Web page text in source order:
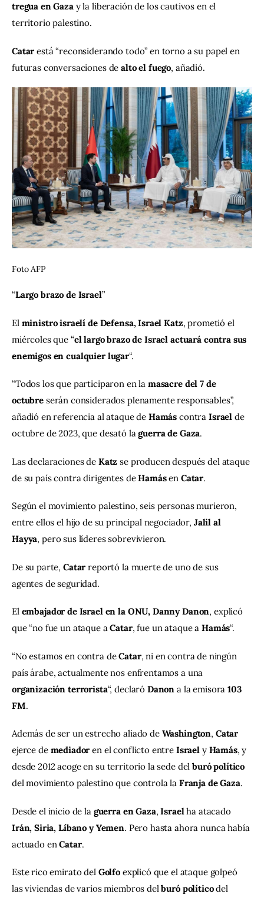
tregua en Gaza y la liberación de los cautivos en el
territorio palestino.
Catar está “reconsiderando todo” en torno a su papel en
futuras conversaciones de alto el fuego, añadió.
Foto AFP
“Largo brazo de Israel”
El ministro israelí de Defensa, Israel Katz, prometió el
miércoles que “el largo brazo de Israel actuará contra sus
enemigos en cualquier lugar“.
“Todos los que participaron en la masacre del 7 de
octubre serán considerados plenamente responsables”,
añadió en referencia al ataque de Hamás contra Israel de
octubre de 2023, que desató la guerra de Gaza.
Las declaraciones de Katz se producen después del ataque
de su país contra dirigentes de Hamás en Catar.
Según el movimiento palestino, seis personas murieron,
entre ellos el hijo de su principal negociador, Jalil al
Hayya, pero sus líderes sobrevivieron.
De su parte, Catar reportó la muerte de uno de sus
agentes de seguridad.
El embajador de Israel en la ONU, Danny Danon, explicó
que “no fue un ataque a Catar, fue un ataque a Hamás“.
“No estamos en contra de Catar, ni en contra de ningún
país árabe, actualmente nos enfrentamos a una
organización terrorista“, declaró Danon a la emisora 103
FM.
Además de ser un estrecho aliado de Washington, Catar
ejerce de mediador en el conflicto entre Israel y Hamás, y
desde 2012 acoge en su territorio la sede del buró político
del movimiento palestino que controla la Franja de Gaza.
Desde el inicio de la guerra en Gaza, Israel ha atacado
Irán, Siria, Líbano y Yemen. Pero hasta ahora nunca había
actuado en Catar.
Este rico emirato del Golfo explicó que el ataque golpeó
las viviendas de varios miembros del buró político del